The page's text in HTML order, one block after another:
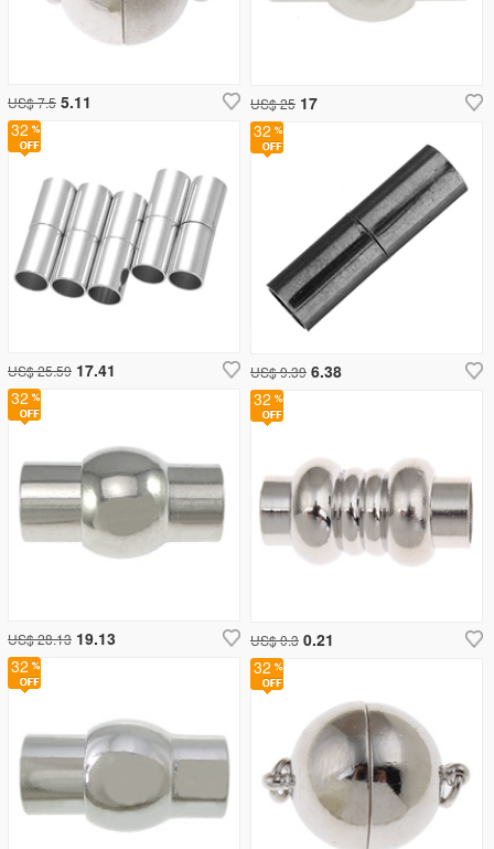
32
US$ 0.3 0.21
32
US$ 9.39 6.38
32
US$ 25.59 17.41
32
32
US$ 28.13 19.13
32
US$ 7.5 5.11 US$ 25 17